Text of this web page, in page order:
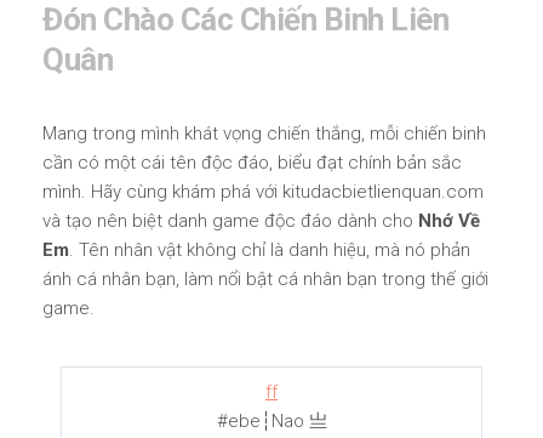
Đón Chào Các Chiến Binh Liên
Quân
Mang trong mình khát vọng chiến thắng, mỗi chiến binh
cần có một cái tên độc đáo, biểu đạt chính bản sắc
mình. Hãy cùng khám phá với kitudacbietlienquan.com
và tạo nên biệt danh game độc đáo dành cho Nhớ Về
Em. Tên nhân vật không chỉ là danh hiệu, mà nó phản
ánh cá nhân bạn, làm nổi bật cá nhân bạn trong thế giới
game.
ff
#ebe┆Nao 亗